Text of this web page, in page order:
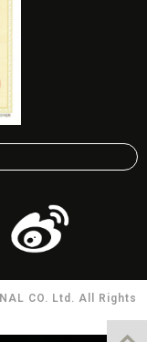
CO. Ltd. All Rights